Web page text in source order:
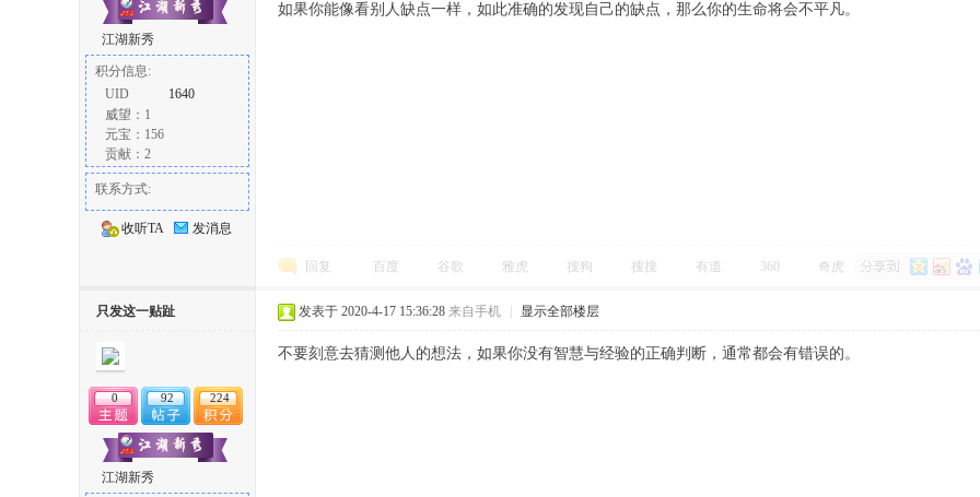
网
江湖新秀
积分信息:
UID
1640
威望：1
元宝：156
贡献：2
联系方式:
收听TA 发消息
如果你能像看别人缺点一样，如此准确的发现自己的缺点，那么你的生命将会不平凡。
回复 百度 谷歌 雅虎 搜狗 搜搜 有道 360 奇虎
只发这一贴趾
0 92 224
江湖新秀
发表于 2020-4-17 15:36:28 来自手机 显示全部楼层
不要刻意去猜测他人的想法，如果你没有智慧与经验的正确判断，通常都会有错误的。